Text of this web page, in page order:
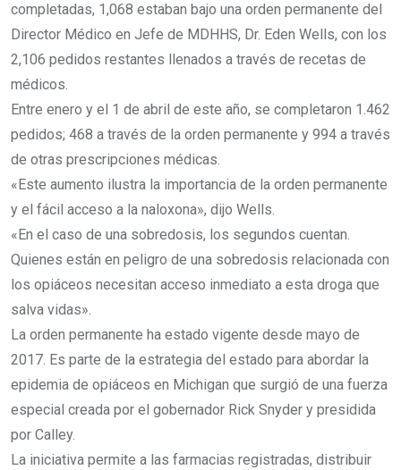
completadas, 1,068 estaban bajo una orden permanente del
Director Médico en Jefe de MDHHS, Dr. Eden Wells, con los
2,106 pedidos restantes llenados a través de recetas de
médicos.
Entre enero y el 1 de abril de este año, se completaron 1.462
pedidos; 468 a través de la orden permanente y 994 a través
de otras prescripciones médicas.
«Este aumento ilustra la importancia de la orden permanente
y el fácil acceso a la naloxona», dijo Wells.
«En el caso de una sobredosis, los segundos cuentan.
Quienes están en peligro de una sobredosis relacionada con
los opiáceos necesitan acceso inmediato a esta droga que
salva vidas».
La orden permanente ha estado vigente desde mayo de
2017. Es parte de la estrategia del estado para abordar la
epidemia de opiáceos en Michigan que surgió de una fuerza
especial creada por el gobernador Rick Snyder y presidida
por Calley.
La iniciativa permite a las farmacias registradas, distribuir